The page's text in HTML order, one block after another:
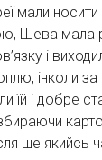
мали
Шева мала
і
інколи
їй і добре
ще якийсь